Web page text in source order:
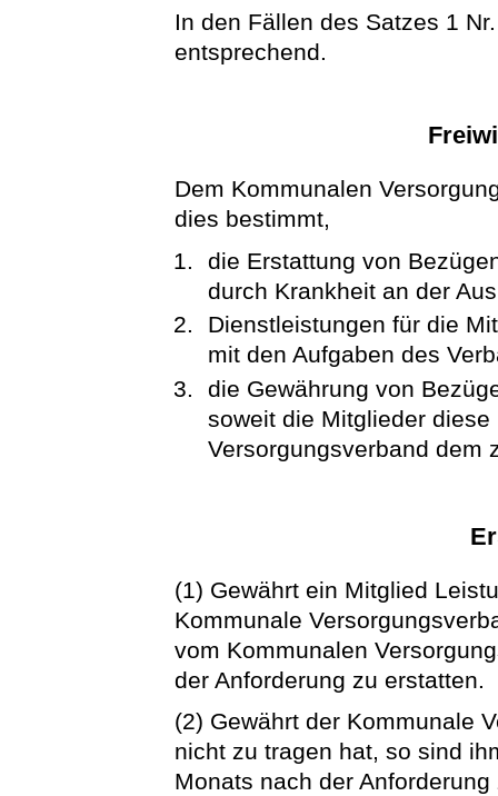
In den Fällen des Satzes 1
entsprechend.
Dem Kommunalen
dies bestimmt,
die Erstattung von
durch Krankheit an der
Dienstleistungen für die
mit den Aufgaben des
die Gewährung von
soweit die Mitglieder
Versorgungsverband dem
(1) Gewährt ein Mitglied
Kommunale
vom Kommunalen
der Anforderung zu erstatten.
(2) Gewährt der Kommunale
nicht zu tragen hat, so sind
Monats nach der